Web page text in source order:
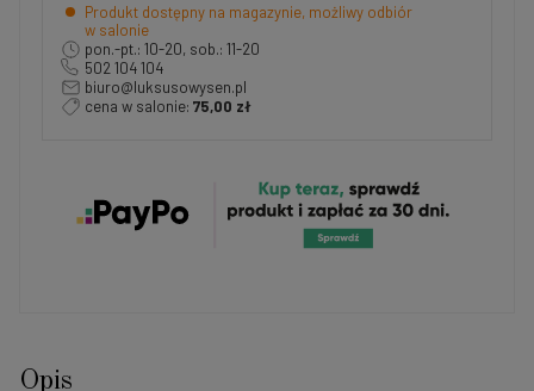
Produkt dostępny na magazynie, możliwy odbiór
w salonie
pon.-pt.: 10-20, sob.: 11-20
502 104 104
biuro@luksusowysen.pl
cena w salonie: 75,00 zł
Opis